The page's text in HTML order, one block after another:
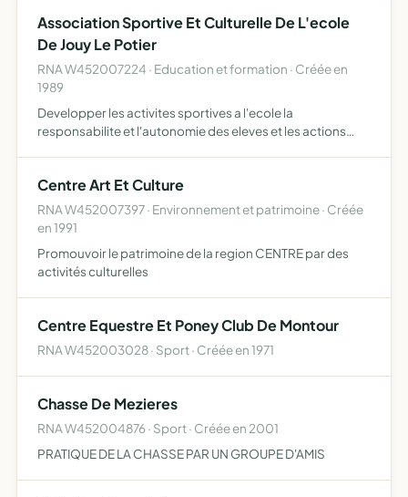
Association Sportive Et Culturelle De L'ecole
De Jouy Le Potier
RNA W452007224 · Education et formation · Créée en
1989
Developper les activites sportives a l'ecole la
responsabilite et l'autonomie des eleves et les actions
Centre Art Et Culture
RNA W452007397 · Environnement et patrimoine · Créée
en 1991
Promouvoir le patrimoine de la region CENTRE par des
activités culturelles
Centre Equestre Et Poney Club De Montour
RNA W452003028 · Sport · Créée en 1971
Chasse De Mezieres
RNA W452004876 · Sport · Créée en 2001
PRATIQUE DE LA CHASSE PAR UN GROUPE D'AMIS